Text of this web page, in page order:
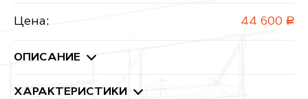
Цена: 44 600 руб.
ОПИСАНИЕ
ХАРАКТЕРИСТИКИ